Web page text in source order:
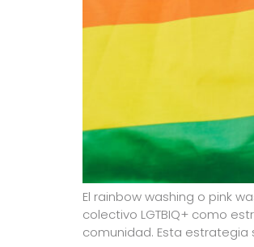
El rainbow washing o pink
colectivo LGTBIQ+ como
comunidad. Esta estrategia